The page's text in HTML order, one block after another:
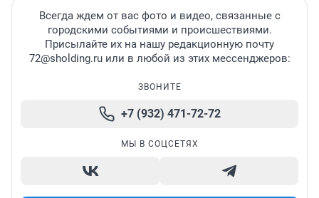
Всегда ждем от вас фото и видео, связанные с
городскими событиями и происшествиями.
Присылайте их на нашу редакционную почту
72@sholding.ru или в любой из этих мессенджеров:
ЗВОНИТЕ
+7 (932) 471-72-72
МЫ В СОЦСЕТЯХ